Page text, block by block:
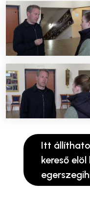
Itt
kereső